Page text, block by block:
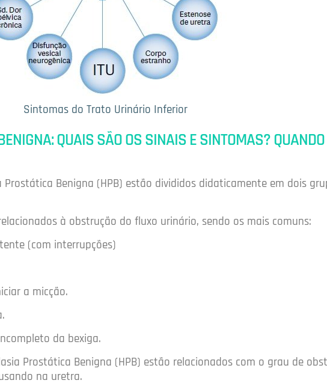
Sintomas do Trato Urinário Inferior
QUAIS SÃO OS SINAIS E SINTOMAS?
Prostática Benigna (HPB) estão divididos didaticamente em dois
à obstrução do fluxo urinário, sendo os mais comuns:
(com interrupções)
a micção.
da bexiga.
Prostática Benigna (HPB) estão relacionados com o grau de
na uretra.